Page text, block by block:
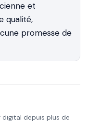
et
qualité,
promesse de
depuis plus de